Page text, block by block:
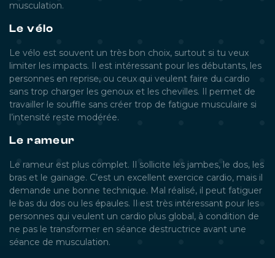
musculation.
Le vélo
Le vélo est souvent un très bon choix, surtout si tu veux
limiter les impacts. Il est intéressant pour les débutants, les
personnes en reprise, ou ceux qui veulent faire du cardio
sans trop charger les genoux et les chevilles. Il permet de
travailler le souffle sans créer trop de fatigue musculaire si
l’intensité reste modérée.
Le rameur
Le rameur est plus complet. Il sollicite les jambes, le dos, les
bras et le gainage. C’est un excellent exercice cardio, mais il
demande une bonne technique. Mal réalisé, il peut fatiguer
le bas du dos ou les épaules. Il est très intéressant pour les
personnes qui veulent un cardio plus global, à condition de
ne pas le transformer en séance destructrice avant une
séance de musculation.